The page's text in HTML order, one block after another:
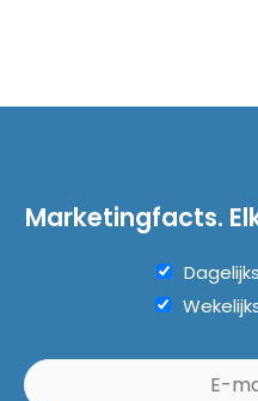
Marketingfacts.